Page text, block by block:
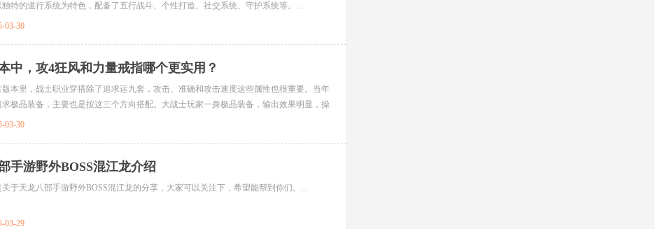
特的道行系统为特色，配备了五行战斗、个性打造、社交系统、守护系统等。...
03-30
中，攻4狂风和力量戒指哪个更实用？
本里，战士职业穿搭除了追求运九套，攻击、准确和攻击速度这些属性也很重要。当年
极品装备，主要也是按这三个方向搭配。大战士玩家一身极品装备，输出效果明显，操
人敬仰的存在...
03-30
手游野外BOSS混江龙介绍
于天龙八部手游野外BOSS混江龙的分享，大家可以关注下，希望能帮到你们。...
03-29